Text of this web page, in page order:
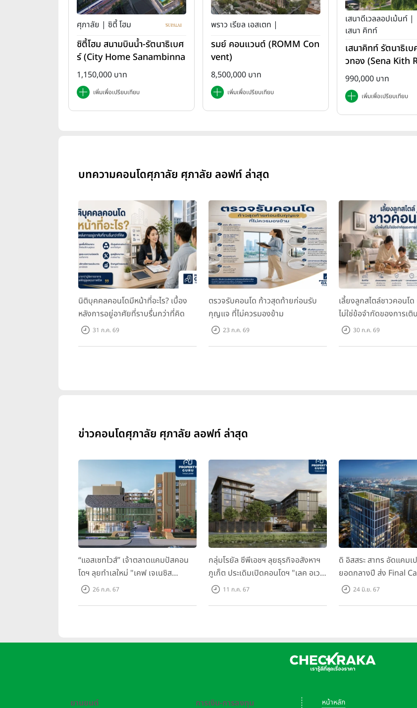
ศุภาลัย | ซิตี้ โฮม
ซิตี้โฮม สนามบินน้ำ-รัตนาธิเบศ
ร์ (City Home Sanambinna
m-Rattanathibet)
1,150,000 บาท
เพิ่มเพื่อเปรียบเทียบ
พราว เรียล เอสเตท |
รมย์ คอนแวนต์ (ROMM Con
vent)
8,500,000 บาท
เพิ่มเพื่อเปรียบเทียบ
เสนาดีเวลลอปเม้นท์ |
เสนา คิทท์
เสนาคิทท์ รัตนาธิเ
วทอง (Sena Kith
ibet -
990,000 บาท
เพิ่มเพื่อเปรียบเทียบ
บทความคอนโดศุภาลัย ศุภาลัย ลอฟท์ ล่าสุด
นิติบุคคลคอนโดมีหน้าที่อะไร? เบื้อง
หลังการอยู่อาศัยที่ราบรื่นกว่าที่คิด
31 ก.ค. 69
ตรวจรับคอนโด ก้าวสุดท้ายก่อนรับ
กุญแจ ที่ไม่ควรมองข้าม
23 ก.ค. 69
เลี้ยงลูกสไตล์ชาวคอนโ
ไม่ใช่ข้อจำกัดของการเติ
30 ก.ค. 69
ข่าวคอนโดศุภาลัย ศุภาลัย ลอฟท์ ล่าสุด
“แอสเซทไวส์” เจ้าตลาดแคมปัสคอน
โดฯ ลุยทำเลใหม่ "เคฟ เจเนซิส
นครปฐม" จับมือพาร์ทเนอร์ "อินฟินิท
26 ก.ค. 67
กลุ่มโรยัล ซีพีเอชฯ ลุยธุรกิจอสังหาฯ
ภูเก็ต ประเดิมเปิดคอนโดฯ "เลค อเวนิ
ว ภูเก็ต" พรีเซลสิงหาคมนี้
11 ก.ค. 67
ดิ อิสสระ สาทร อัดแคม
ยอดกลางปี ส่ง Final
ดาวน์ หั่นราคาเริ่มต้น
24 มิ.ย. 67
ยานยนต์ การเงิน-การลงทุน
หน้าหลัก